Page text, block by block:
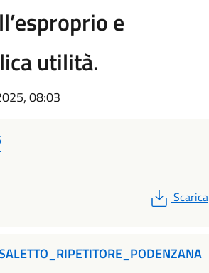
e
utilità.
08:03
PDF
Scarica